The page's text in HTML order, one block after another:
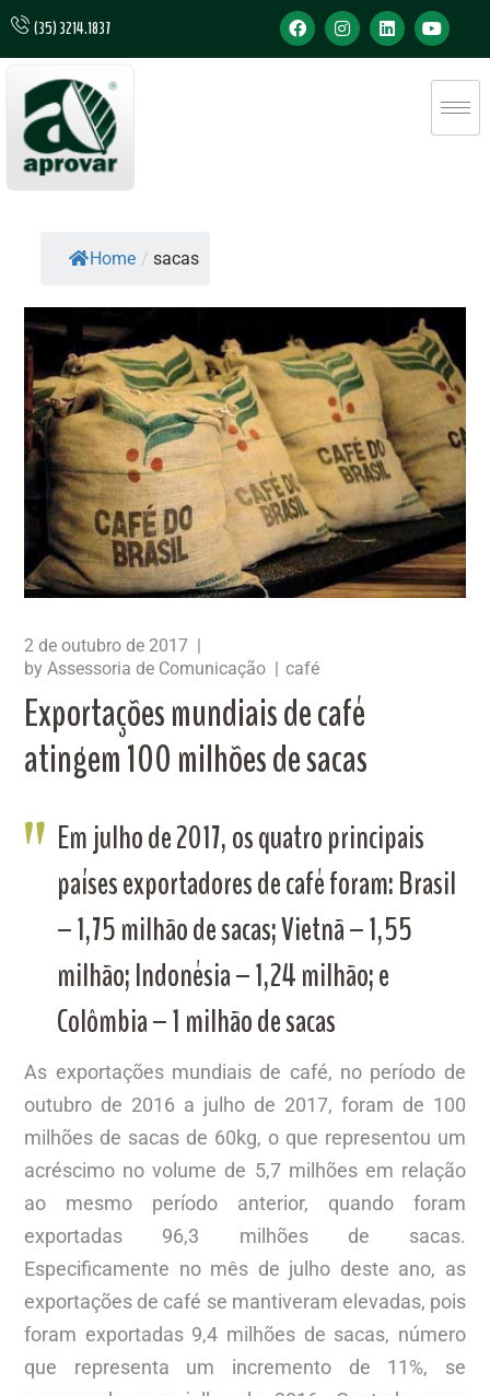
(35) 3214.1837
Home / sacas
2 de outubro de 2017
byAssessoria de Comunicação café
Exportações mundiais de café
atingem 100 milhões de sacas
Em julho de 2017, os quatro principais
países exportadores de café foram: Brasil
– 1,75 milhão de sacas; Vietnã – 1,55
milhão; Indonésia – 1,24 milhão; e
Colômbia – 1 milhão de sacas
As exportações mundiais de café, no período de
outubro de 2016 a julho de 2017, foram de 100
milhões de sacas de 60kg, o que representou um
acréscimo no volume de 5,7 milhões em relação
ao mesmo período anterior, quando foram
exportadas 96,3 milhões de sacas.
Especificamente no mês de julho deste ano, as
exportações de café se mantiveram elevadas, pois
foram exportadas 9,4 milhões de sacas, número
que representa um incremento de 11%, se